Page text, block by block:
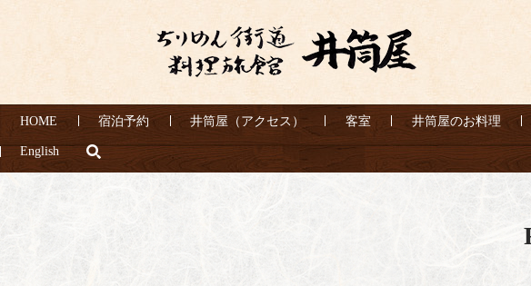
HOME 宿泊予約 井筒屋（アクセス） 客室 井筒屋のお料理
English